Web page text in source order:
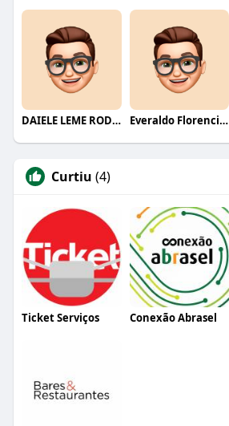
DAIELE LEME RODRIGUES Everaldo Florencio De Melo
Curtiu (4)
Ticket Serviços Conexão Abrasel